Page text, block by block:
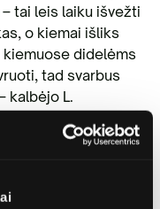
tai leis laiku išvežti
o kiemai išliks
didelėms
tad svarbus
kalbėjo L.